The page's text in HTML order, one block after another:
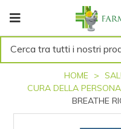
Cerca tra tutti i nostri
HOME
CURA DELLA PERSONA
BREATHE